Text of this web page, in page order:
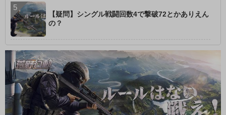
【疑問】シングル戦闘回数4で撃破72とかありえん
の？